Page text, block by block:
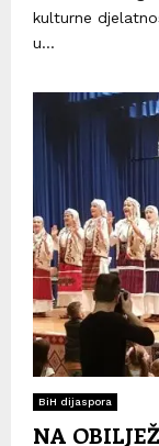
kulturne
u...
BiH dijaspora
NA